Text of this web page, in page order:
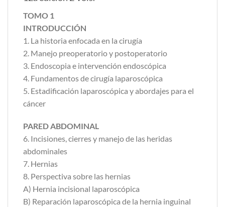
TOMO 1
INTRODUCCIÓN
1. La historia enfocada en la cirugía
2. Manejo preoperatorio y postoperatorio
3. Endoscopia e intervención endoscópica
4. Fundamentos de cirugía laparoscópica
5. Estadificación laparoscópica y abordajes para el
cáncer
PARED ABDOMINAL
6. Incisiones, cierres y manejo de las heridas
abdominales
7. Hernias
8. Perspectiva sobre las hernias
A) Hernia incisional laparoscópica
B) Reparación laparoscópica de la hernia inguinal